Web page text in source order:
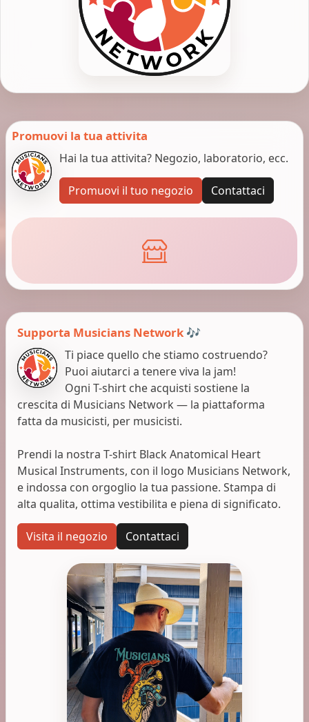
Promuovi la tua attivita
Hai la tua attivita? Negozio, laboratorio, ecc.
Promuovi il tuo negozio Contattaci
Supporta Musicians Network 🎶
Ti piace quello che stiamo costruendo?
Puoi aiutarci a tenere viva la jam!
Ogni T-shirt che acquisti sostiene la
crescita di Musicians Network — la piattaforma
fatta da musicisti, per musicisti.
Prendi la nostra T-shirt Black Anatomical Heart
Musical Instruments, con il logo Musicians Network,
e indossa con orgoglio la tua passione. Stampa di
alta qualita, ottima vestibilita e piena di significato.
Visita il negozio Contattaci